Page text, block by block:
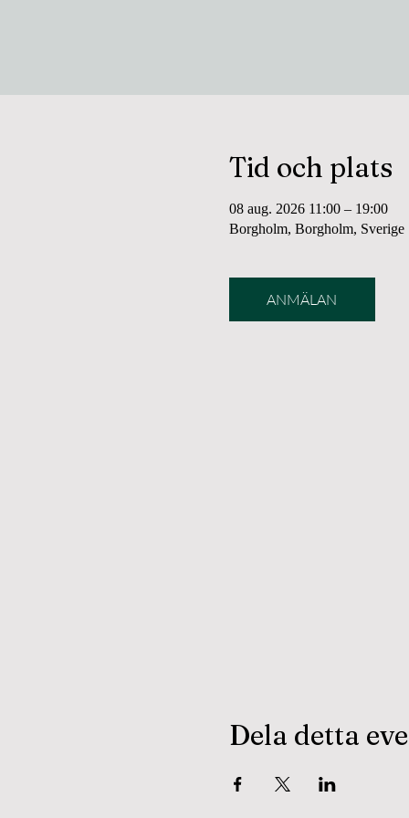
Tid och plats
08 aug. 2026 11:00 – 19:00
Borgholm, Borgholm, Sverige
ANMÄLAN
Dela detta